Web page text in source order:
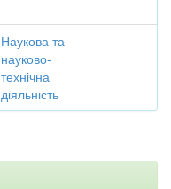
Наукова та
науково-
технічна
діяльність
-